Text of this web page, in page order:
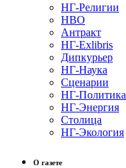
НГ-Религии
НВО
Антракт
НГ-Exlibris
Дипкурьер
НГ-Наука
Сценарии
НГ-Политика
НГ-Энергия
Столица
НГ-Экология
О газете